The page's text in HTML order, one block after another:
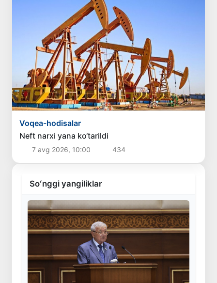
Voqea-hodisalar
Neft narxi yana ko‘tarildi
7 avg 2026, 10:00 434
Soʻnggi yangiliklar